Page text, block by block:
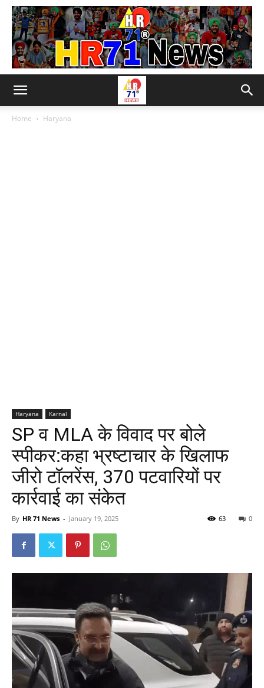
Home Haryana
Haryana Karnal
SP व MLA के विवाद पर बोले
स्पीकर:कहा भ्रष्टाचार के खिलाफ
जीरो टॉलरेंस, 370 पटवारियों पर
कार्रवाई का संकेत
By HR 71 News - January 19, 2025 0
63